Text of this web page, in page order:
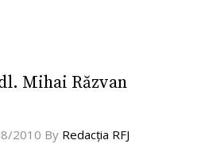
Mihai Răzvan
2010 By Redacţia RFJ